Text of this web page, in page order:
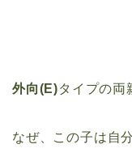
外向(E)タイプの両
なぜ、この子は自